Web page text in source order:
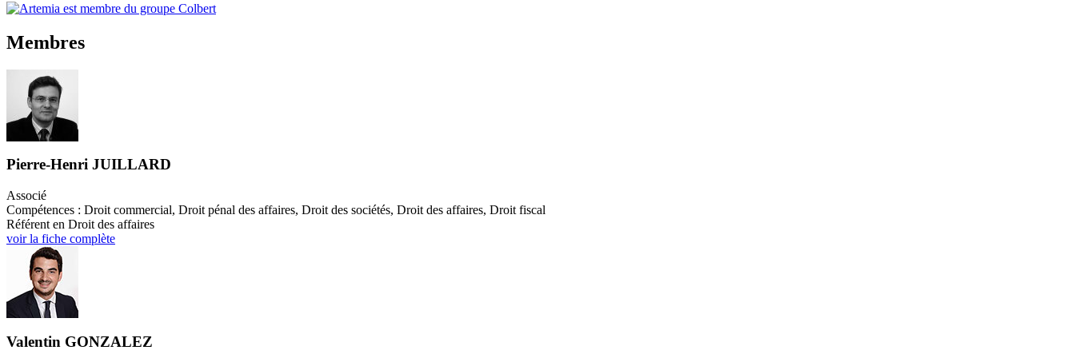
Membres
Pierre-Henri JUILLARD
Associé
Compétences : Droit commercial, Droit pénal des affaires, Droit des sociétés, Droit des affaires, Droit fiscal
Référent en Droit des affaires
voir la fiche complète
Valentin GONZALEZ